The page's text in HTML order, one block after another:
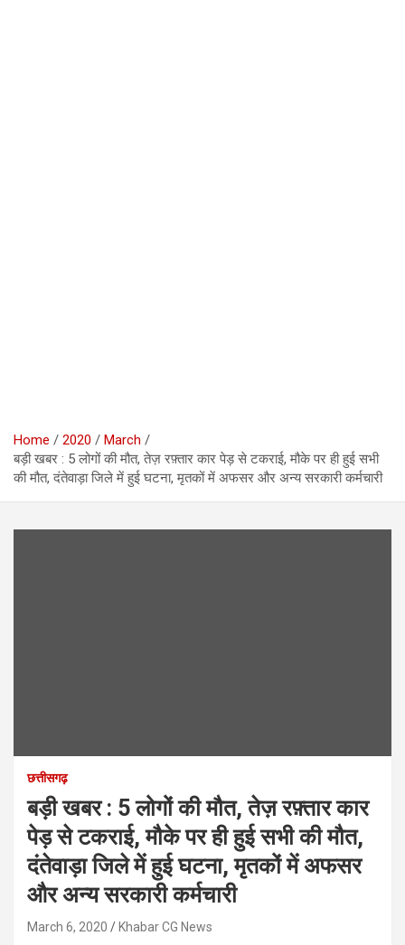
Home 2020
March
बड़ी खबर : 5 लोगों की मौत, तेज़ रफ़्तार कार पेड़ से टकराई, मौके पर ही हुई सभी
की मौत, दंतेवाड़ा जिले में हुई घटना, मृतकों में अफसर और अन्य सरकारी कर्मचारी
छत्तीसगढ़
बड़ी खबर : 5 लोगों की मौत, तेज़ रफ़्तार कार
पेड़ से टकराई, मौके पर ही हुई सभी की मौत,
दंतेवाड़ा जिले में हुई घटना, मृतकों में अफसर
और अन्य सरकारी कर्मचारी
March 6, 2020 Khabar CG News